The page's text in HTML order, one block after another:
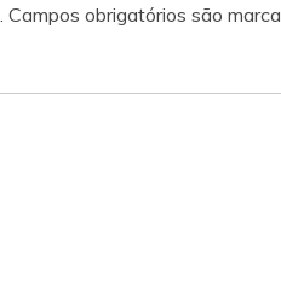
Campos obrigatórios são